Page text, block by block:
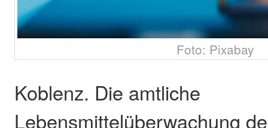
Foto: Pixabay
Koblenz. Die amtliche
Lebensmittelüberwachung